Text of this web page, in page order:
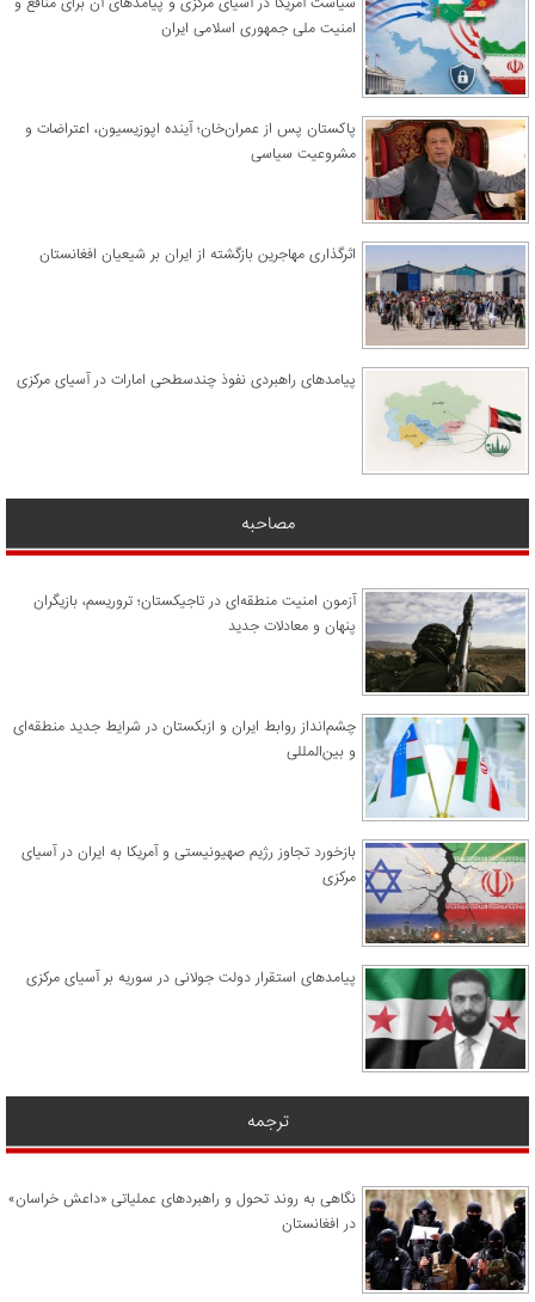
امنیت ملی جمهوری اسلامی ایران
پاکستان پس از عمران‌خان؛ آینده اپوزیسیون، اعتراضات و
مشروعیت سیاسی
اثرگذاری مهاجرین بازگشته از ایران بر شیعیان افغانستان
پیامدهای راهبردی نفوذ چندسطحی امارات در آسیای مرکزی
مصاحبه
آزمون امنیت منطقه‌ای در تاجیکستان؛ تروریسم، بازیگران
پنهان و معادلات جدید
چشم‌انداز روابط ایران و ازبکستان در شرایط جدید منطقه‌ای
و بین‌المللی
​بازخورد تجاوز رژیم صهیونیستی و آمریکا به ایران در آسیای
مرکزی
پیامدهای استقرار دولت جولانی در سوریه بر آسیای مرکزی
ترجمه
نگاهی به روند تحول و راهبردهای عملیاتی «داعش خراسان»
در افغانستان